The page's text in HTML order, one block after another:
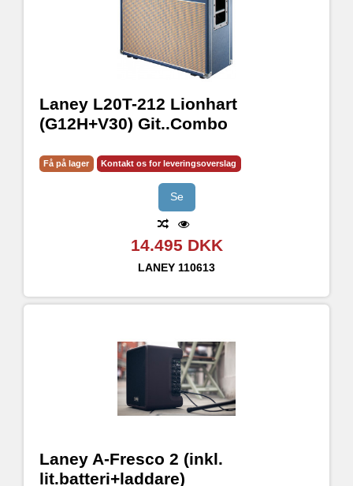
Laney L20T-212 Lionhart
(G12H+V30) Git..Combo
Få på lager Kontakt os for leveringsoverslag
Se
14.495 DKK
LANEY 110613
Laney A-Fresco 2 (inkl.
lit.batteri+laddare)